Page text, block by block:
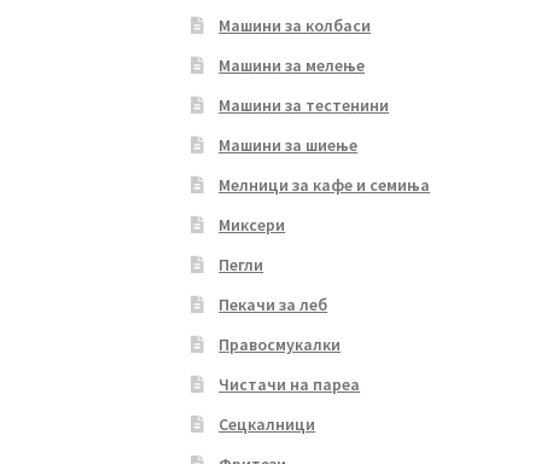
Машини за колбаси
Машини за мелење
Машини за тестенини
Машини за шиење
Мелници за кафе и семиња
Миксери
Пегли
Пекачи за леб
Правосмукалки
Чистачи на пареа
Сецкалници